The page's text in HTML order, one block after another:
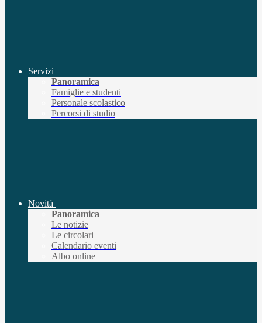
Servizi
Panoramica
Famiglie e studenti
Personale scolastico
Percorsi di studio
Novità
Panoramica
Le notizie
Le circolari
Calendario eventi
Albo online